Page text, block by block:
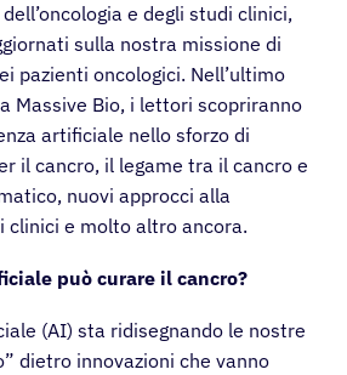
e degli studi clinici,
sulla nostra missione di
pazienti oncologici. Nell’ultimo
Massive Bio, i lettori scopriranno
artificiale nello sforzo di
il cancro, il legame tra il cancro e
nuovi approcci alla
clinici e molto altro ancora.
può curare il cancro?
(AI) sta ridisegnando le nostre
dietro innovazioni che vanno